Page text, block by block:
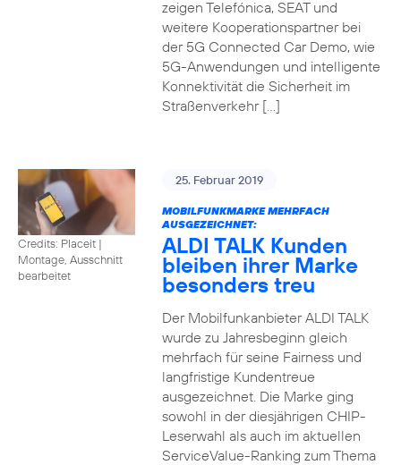
zeigen Telefónica, SEAT und
weitere Kooperationspartner bei
der 5G Connected Car Demo, wie
5G-Anwendungen und intelligente
Konnektivität die Sicherheit im
Straßenverkehr […]
Credits: Placeit |
Montage, Ausschnitt
bearbeitet
25. Februar 2019
MOBILFUNKMARKE MEHRFACH
AUSGEZEICHNET:
ALDI TALK Kunden
bleiben ihrer Marke
besonders treu
Der Mobilfunkanbieter ALDI TALK
wurde zu Jahresbeginn gleich
mehrfach für seine Fairness und
langfristige Kundentreue
ausgezeichnet. Die Marke ging
sowohl in der diesjährigen CHIP-
Leserwahl als auch im aktuellen
ServiceValue-Ranking zum Thema